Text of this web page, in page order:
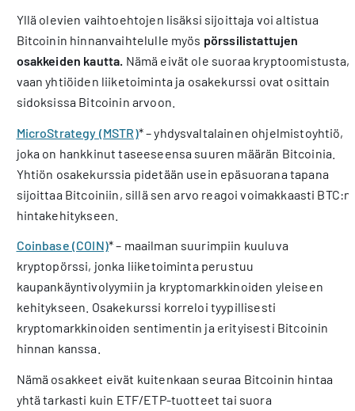
Yllä olevien vaihtoehtojen lisäksi sijoittaja voi altistua
Bitcoinin hinnanvaihtelulle myös pörssilistattujen
osakkeiden kautta. Nämä eivät ole suoraa kryptoomistusta,
vaan yhtiöiden liiketoiminta ja osakekurssi ovat osittain
sidoksissa Bitcoinin arvoon.
MicroStrategy (MSTR)* – yhdysvaltalainen ohjelmistoyhtiö,
joka on hankkinut taseeseensa suuren määrän Bitcoinia.
Yhtiön osakekurssia pidetään usein epäsuorana tapana
sijoittaa Bitcoiniin, sillä sen arvo reagoi voimakkaasti BTC:n
hintakehitykseen.
Coinbase (COIN)* – maailman suurimpiin kuuluva
kryptopörssi, jonka liiketoiminta perustuu
kaupankäyntivolyymiin ja kryptomarkkinoiden yleiseen
kehitykseen. Osakekurssi korreloi tyypillisesti
kryptomarkkinoiden sentimentin ja erityisesti Bitcoinin
hinnan kanssa.
Nämä osakkeet eivät kuitenkaan seuraa Bitcoinin hintaa
yhtä tarkasti kuin ETF/ETP-tuotteet tai suora